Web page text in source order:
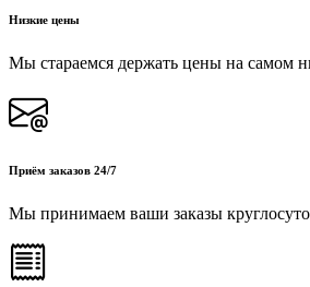
Низкие цены
Мы стараемся держать цены на самом
Приём заказов 24/7
Мы принимаем ваши заказы